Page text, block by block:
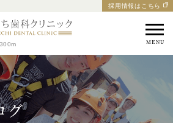
採用情報はこちら
京都市中京区の歯医者
グ